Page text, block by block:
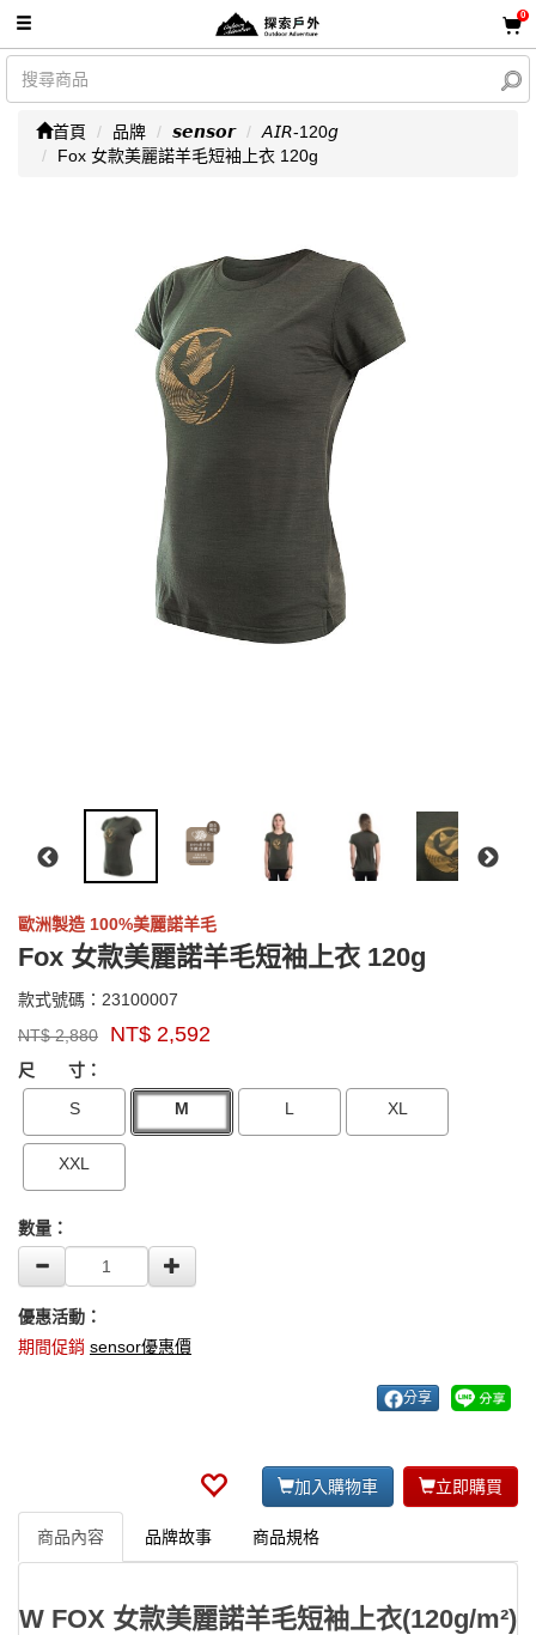
0
首頁 品牌 𝙨𝙚𝙣𝙨𝙤𝙧
𝘈𝘐𝘙-120𝘨
Fox 女款美麗諾羊毛短袖上衣 120g
歐洲製造 100%美麗諾羊毛
Fox 女款美麗諾羊毛短袖上衣 120g
款式號碼： 23100007
牌：
sensor
NT$2,880 NT$ 2,592
GOODS000000000000004088565
尺 寸：
S
M L XL
XXL
數量：
優惠活動：
期間促銷 sensor優惠價
分享
加入購物車 立即購買
商品內容 品牌故事 商品規格
W FOX 女款美麗諾羊毛短袖上衣(120g/m²)